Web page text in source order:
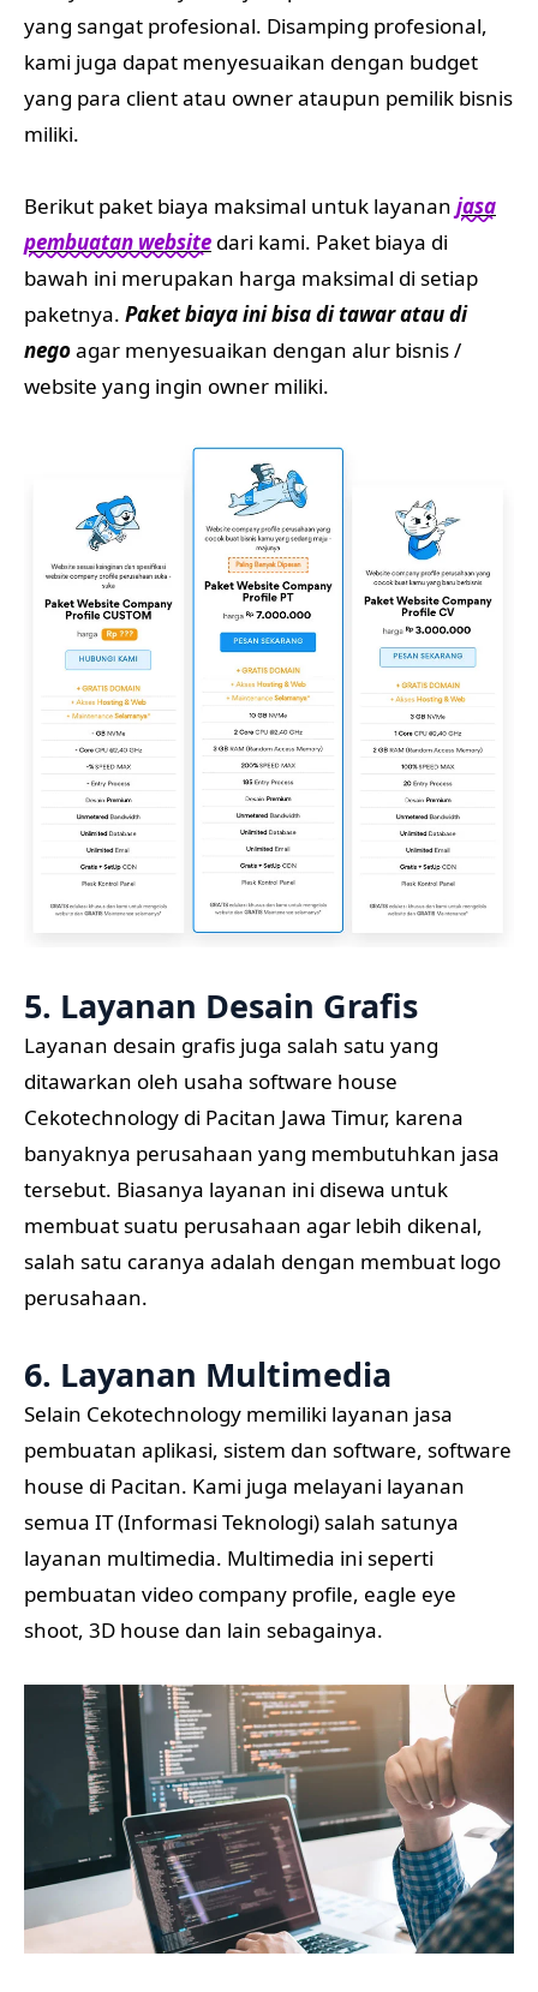
yang sangat profesional. Disamping profesional,
kami juga dapat menyesuaikan dengan budget
yang para client atau owner ataupun pemilik bisnis
miliki.
Berikut paket biaya maksimal untuk layanan jasa
pembuatan website dari kami. Paket biaya di
bawah ini merupakan harga maksimal di setiap
paketnya. Paket biaya ini bisa di tawar atau di
negoagar menyesuaikan dengan alur bisnis /
website yang ingin owner miliki.
5. Layanan Desain Grafis
Layanan desain grafis juga salah satu yang
ditawarkan oleh usaha software house
Cekotechnology di Pacitan Jawa Timur, karena
banyaknya perusahaan yang membutuhkan jasa
tersebut. Biasanya layanan ini disewa untuk
membuat suatu perusahaan agar lebih dikenal,
salah satu caranya adalah dengan membuat logo
perusahaan.
6. Layanan Multimedia
Selain Cekotechnology memiliki layanan jasa
pembuatan aplikasi, sistem dan software, software
house di Pacitan. Kami juga melayani layanan
semua IT (Informasi Teknologi) salah satunya
layanan multimedia. Multimedia ini seperti
pembuatan video company profile, eagle eye
shoot, 3D house dan lain sebagainya.